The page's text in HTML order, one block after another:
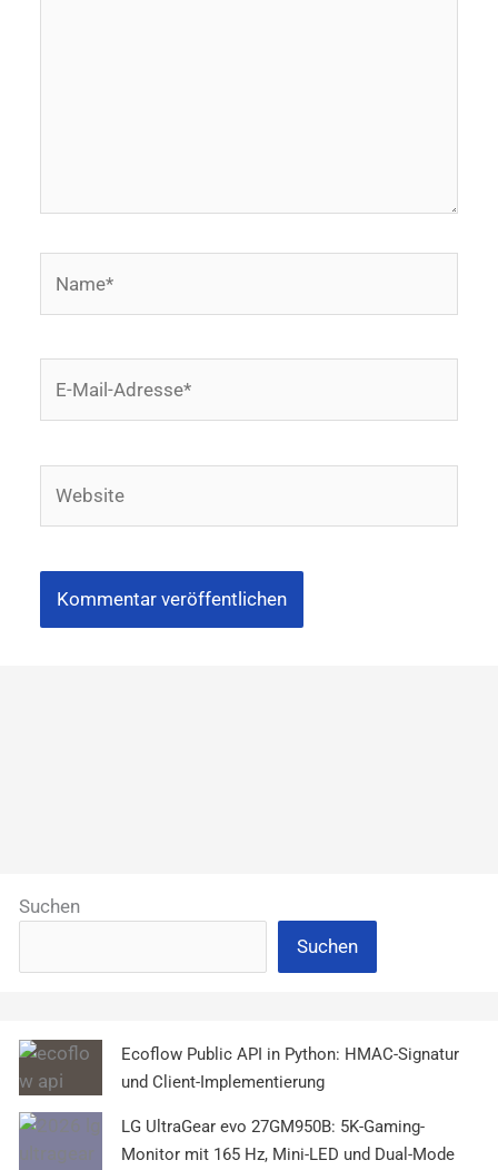
Suchen
Suchen
Ecoflow Public API in Python: HMAC-Signatur
und Client-Implementierung
LG UltraGear evo 27GM950B: 5K-Gaming-
Monitor mit 165 Hz, Mini-LED und Dual-Mode